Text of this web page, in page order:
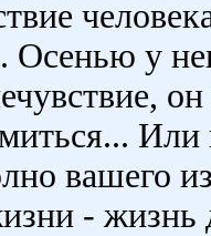
Осенью у
вашего
- жизнь